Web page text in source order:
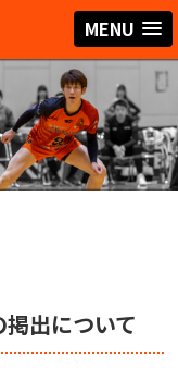
MENU
出について